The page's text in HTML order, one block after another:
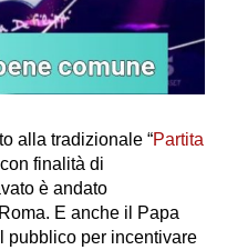
alla tradizionale “Partita
finalità di
è andato
E anche il Papa
pubblico per incentivare